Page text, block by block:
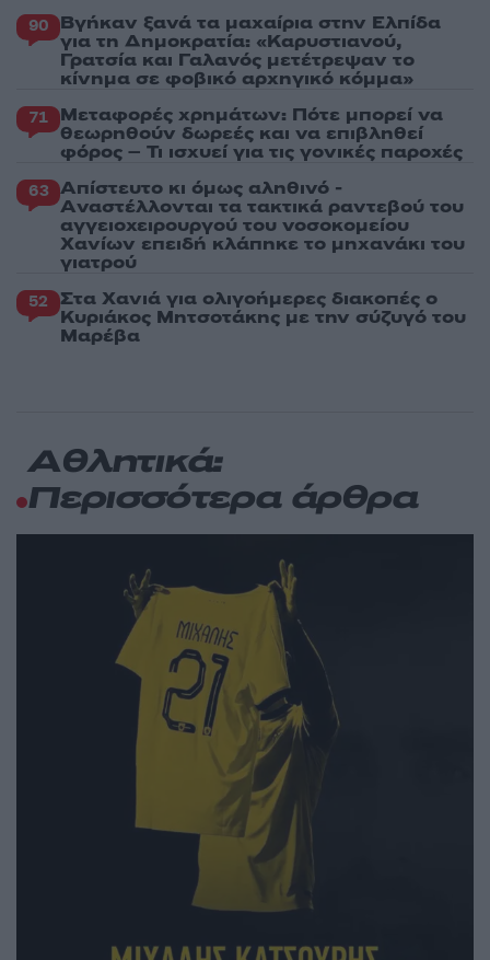
90 Βγήκαν ξανά τα μαχαίρια στην Ελπίδα
για τη Δημοκρατία: «Καρυστιανού,
Γρατσία και Γαλανός μετέτρεψαν το
κίνημα σε φοβικό αρχηγικό κόμμα»
71 Μεταφορές χρημάτων: Πότε μπορεί να
θεωρηθούν δωρεές και να επιβληθεί
φόρος – Τι ισχυεί για τις γονικές παροχές
63 Απίστευτο κι όμως αληθινό -
Aναστέλλονται τα τακτικά ραντεβού του
αγγειοχειρουργού του νοσοκομείου
Χανίων επειδή κλάπηκε το μηχανάκι του
γιατρού
52 Στα Χανιά για ολιγοήμερες διακοπές ο
Κυριάκος Μητσοτάκης με την σύζυγό του
Μαρέβα
Αθλητικά:
Περισσότερα άρθρα